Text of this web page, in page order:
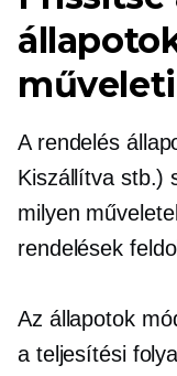
A rendelés
Kiszállítva stb.)
milyen
rendelések
Az állapotok
a teljesítési